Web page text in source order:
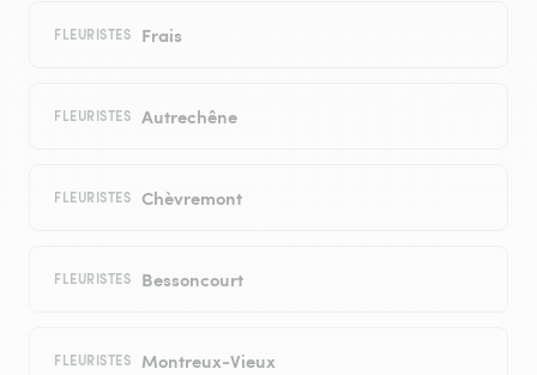
FLEURISTES Frais
FLEURISTES Autrechêne
FLEURISTES Chèvremont
FLEURISTES Bessoncourt
FLEURISTES Montreux-Vieux